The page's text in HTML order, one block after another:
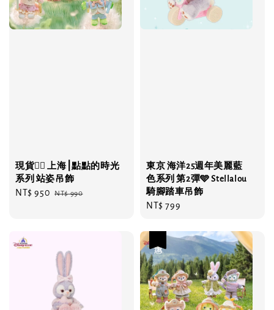
現貨❤️‍🔥 上海⎮點點的時光
系列 站姿吊飾
Sale
NT$ 950 Regular
NT$ 990
東京 海洋25週年美麗藍
色系列 第2彈🩵 Stellalou
騎腳踏車吊飾
Regular
NT$ 799